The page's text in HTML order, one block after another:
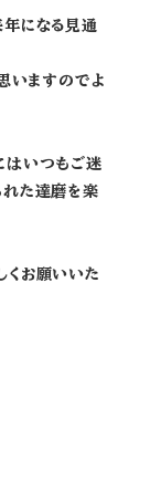
年になる見通
いますのでよ
はいつもご迷
れた達磨を楽
くお願いいた